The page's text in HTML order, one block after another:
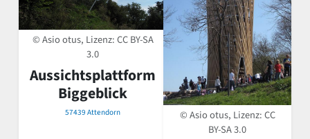
© Asio otus, Lizenz:CC BY-SA
3.0
Aussichtsplattform
Biggeblick
57439 Attendorn © Asio otus, Lizenz:CC
BY-SA 3.0